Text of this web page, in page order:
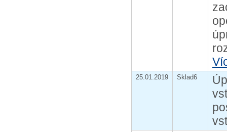
25.01.2019 Sklad6